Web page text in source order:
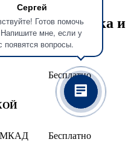
Сергей
Готов помочь
мне, если у
появятся вопросы.
доставка и
Бесплатно
МКАД Бесплатно